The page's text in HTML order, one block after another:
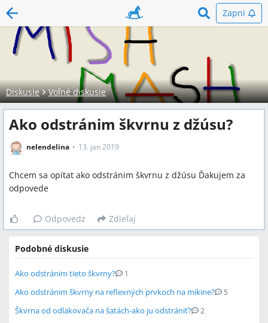
Zapni
Diskusie Voľné diskusie
Ako odstránim škvrnu z džúsu?
nelendelina 13. jan 2019
Chcem sa opítat ako odstránim škvrnu z džúsu Ďakujem za
odpovede
Odpovedz Zdieľaj
Podobné diskusie
Ako odstránim tieto škvrny? 1
Ako odstránim škvrny na reflexných prvkoch na mikine? 5
Škvrna od odlakovača na šatách-ako ju odstrániť? 2